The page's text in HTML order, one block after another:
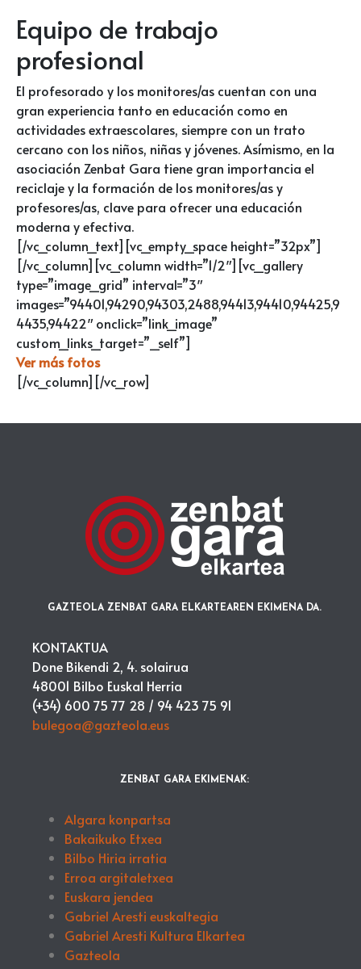
Equipo de trabajo
profesional
El profesorado y los monitores/as cuentan con una
gran experiencia tanto en educación como en
actividades extraescolares, siempre con un trato
cercano con los niños, niñas y jóvenes. Asímismo, en la
asociación Zenbat Gara tiene gran importancia el
reciclaje y la formación de los monitores/as y
profesores/as, clave para ofrecer una educación
moderna y efectiva.
[/vc_column_text][vc_empty_space height=”32px”]
[/vc_column][vc_column width=”1/2″][vc_gallery
type=”image_grid” interval=”3″
images=”94401,94290,94303,2488,94413,94410,94425,9
4435,94422″ onclick=”link_image”
custom_links_target=”_self”]
Ver más fotos
[/vc_column][/vc_row]
GAZTEOLA ZENBAT GARA ELKARTEAREN EKIMENA DA.
KONTAKTUA
Done Bikendi 2, 4. solairua
48001 Bilbo Euskal Herria
(+34) 600 75 77 28 / 94 423 75 91
bulegoa@gazteola.eus
ZENBAT GARA EKIMENAK:
Algara konpartsa
Bakaikuko Etxea
Bilbo Hiria irratia
Erroa argitaletxea
Euskara jendea
Gabriel Aresti euskaltegia
Gabriel Aresti Kultura Elkartea
Gazteola